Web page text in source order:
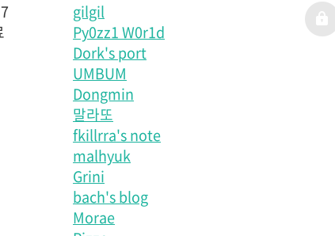
gilgil
Py0zz1 W0r1d
Dork's port
UMBUM
Dongmin
말라또
fkillrra's note
malhyuk
Grini
bach's blog
Morae